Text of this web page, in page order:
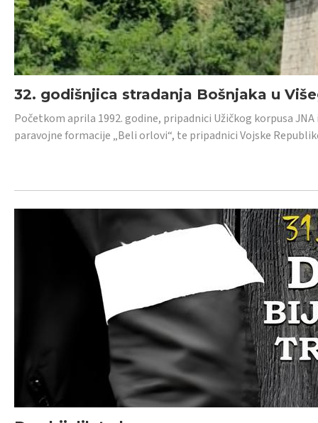
32. godišnjica stradanja Bošnjaka u
Početkom aprila 1992. godine, pripadnici Užičkog korpusa
paravojne formacije „Beli orlovi“, te pripadnici Vojske